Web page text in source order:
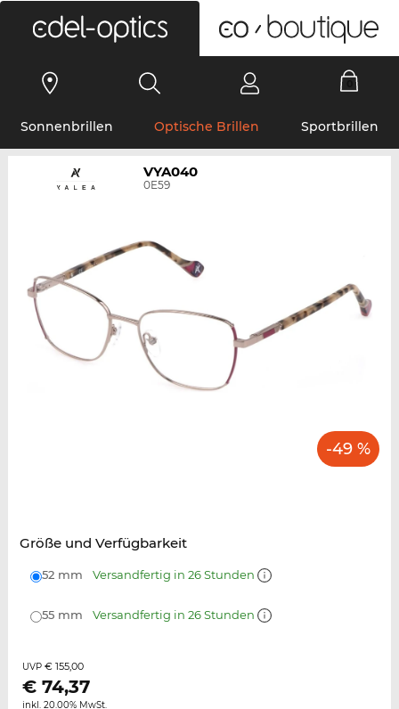
Sonnenbrillen Optische Brillen Sportbrillen
VYA040
0E59
-49 %
Größe und Verfügbarkeit
52 mm Versandfertig in 26 Stunden
55 mm Versandfertig in 26 Stunden
UVP € 155,00
€ 74,37
inkl. 20.00% MwSt.